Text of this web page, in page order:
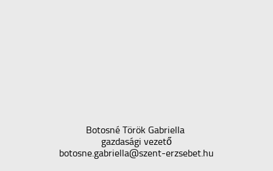
Botosné Török Gabriella
gazdasági vezető
botosne.gabriella@szent-erzsebet.hu